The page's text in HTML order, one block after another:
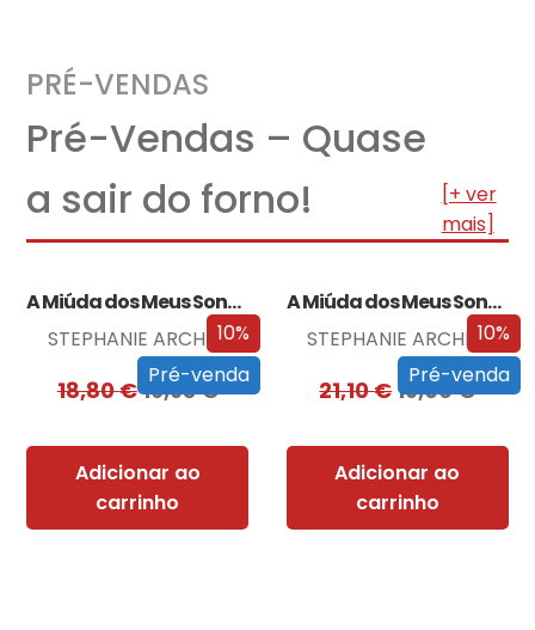
PRÉ-VENDAS
Pré-Vendas – Quase
a sair do forno!
[+ ver
mais]
10%
Pré-venda
A Miúda dos Meus Sonhos
STEPHANIE ARCHER
18,80€16,93€
Adicionar ao
carrinho
10%
Pré-venda
A Miúda dos Meus Sonhos – Edição…
STEPHANIE ARCHER
21,10€19,00€
Adicionar ao
carrinho